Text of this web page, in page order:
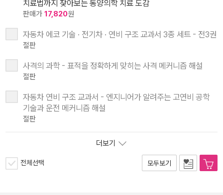
치료법까지 찾아보는 동양의학 치료 도감
판매가 17,820원
자동차 에코 기술 · 전기차 · 연비 구조 교과서 3종 세트 - 전3권
절판
사격의 과학 - 표적을 정확하게 맞히는 사격 메커니즘 해설
절판
자동차 연비 구조 교과서 - 엔지니어가 알려주는 고연비 공학
기술과 운전 메커니즘 해설
절판
더보기
전체선택 모두보기